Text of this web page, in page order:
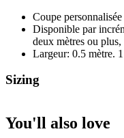
Coupe
Disponible par
deux mètres ou
Largeur: 0.5 mètre.
Sizing
You'll also love